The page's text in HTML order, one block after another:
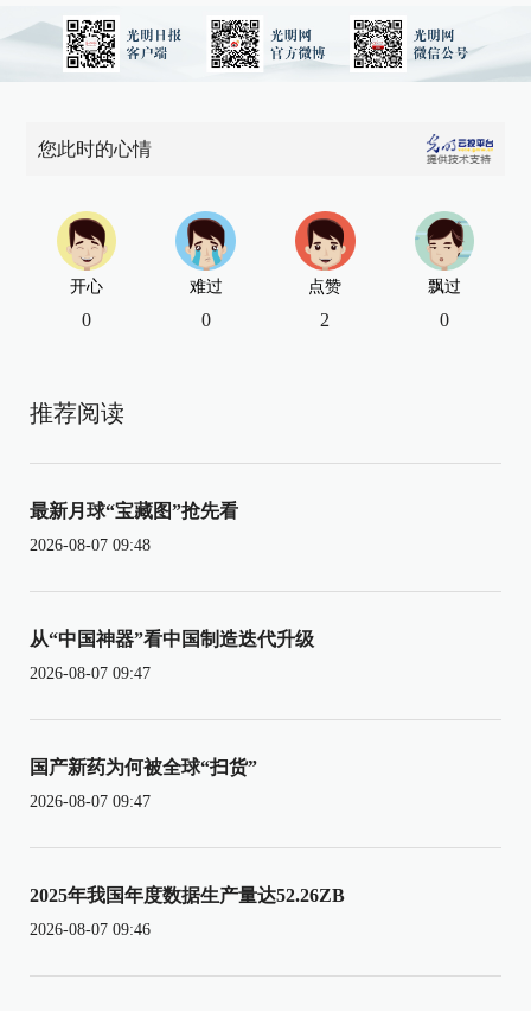
您此时的心情
开心
0
难过
0
点赞
2
飘过
0
推荐阅读
最新月球“宝藏图”抢先看
2026-08-07 09:48
从“中国神器”看中国制造迭代升级
2026-08-07 09:47
国产新药为何被全球“扫货”
2026-08-07 09:47
2025年我国年度数据生产量达52.26ZB
2026-08-07 09:46